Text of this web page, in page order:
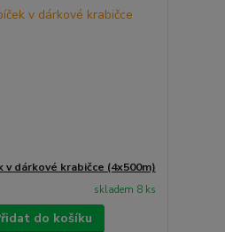
v dárkové krabičce (4x500m)
skladem 8 ks
do košíku